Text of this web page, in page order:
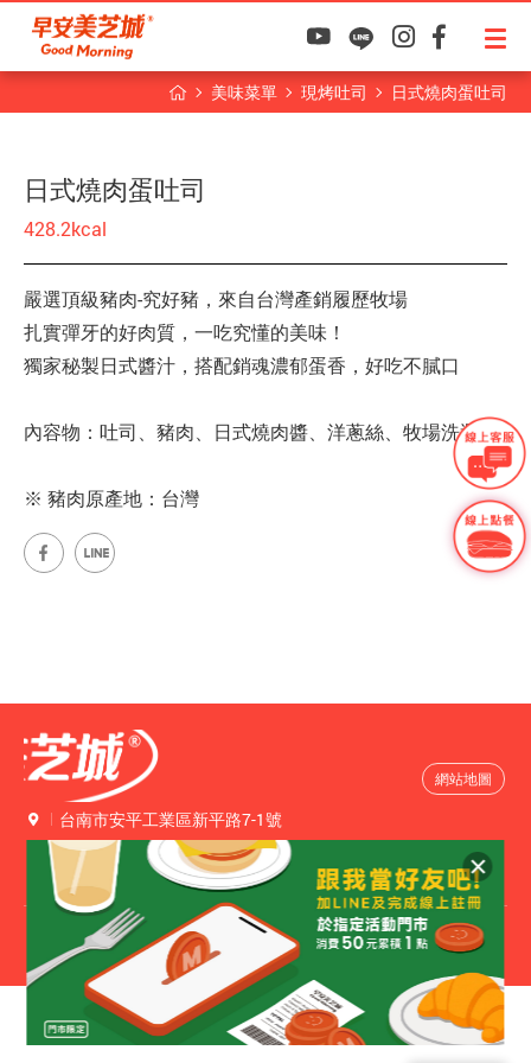
美味菜單 現烤吐司 日式燒肉蛋吐司
日式燒肉蛋吐司
428.2kcal
嚴選頂級豬肉-究好豬，來自台灣產銷履歷牧場
扎實彈牙的好肉質，一吃究懂的美味！
獨家秘製日式醬汁，搭配銷魂濃郁蛋香，好吃不膩口
內容物：吐司、豬肉、日式燒肉醬、洋蔥絲、牧場洗選蛋
※ 豬肉原產地：台灣
台南市安平工業區新平路7-1號
公司電話
06-2635678
創業專線
0800076077
© 2020 Good Morning MACC.
All Rights Reserved.
網頁設計
| 鉅潞科技
網站地圖